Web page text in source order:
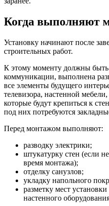
Когда выполняют
Установку начинают после
строительных работ.
К этому моменту должны
коммуникации, выполнена
все элементы будущего
телевизора, настенной
которые будут крепиться к
под них потребуются
Перед монтажом выполняют:
разводку электрики;
штукатурку стен (если
время монтажа);
отделку санузлов;
укладку напольного
разметку мест
настенного